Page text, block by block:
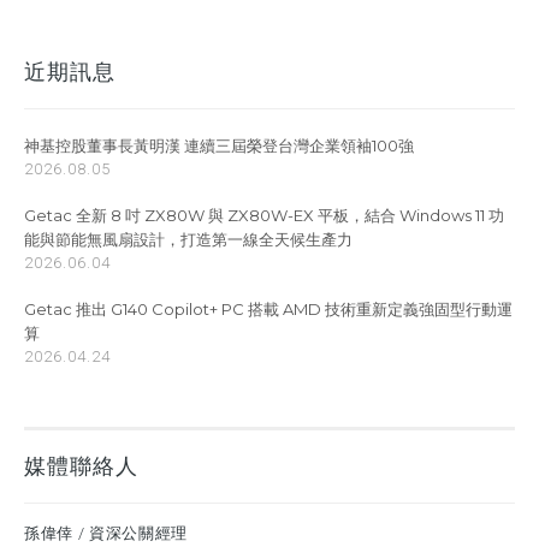
近期訊息
神基控股董事長黃明漢 連續三屆榮登台灣企業領袖100強
2026.08.05
Getac 全新 8 吋 ZX80W 與 ZX80W-EX 平板，結合 Windows 11 功
能與節能無風扇設計，打造第一線全天候生產力
2026.06.04
Getac 推出 G140 Copilot+ PC 搭載 AMD 技術重新定義強固型行動運
算
2026.04.24
媒體聯絡人
孫偉倖 / 資深公關經理